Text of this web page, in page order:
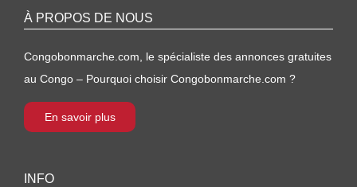
À PROPOS DE NOUS
Congobonmarche.com, le spécialiste des annonces gratuites
au Congo – Pourquoi choisir Congobonmarche.com ?
En savoir plus
INFO